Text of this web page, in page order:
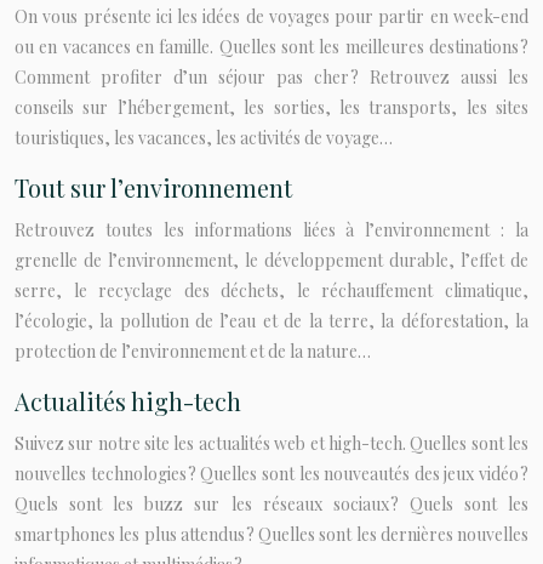
On vous présente ici les idées de voyages pour partir en week-end
ou en vacances en famille. Quelles sont les meilleures destinations ?
Comment profiter d’un séjour pas cher ? Retrouvez aussi les
conseils sur l’hébergement, les sorties, les transports, les sites
touristiques, les vacances, les activités de voyage…
Tout sur l’environnement
Retrouvez toutes les informations liées à l’environnement : la
grenelle de l’environnement, le développement durable, l’effet de
serre, le recyclage des déchets, le réchauffement climatique,
l’écologie, la pollution de l’eau et de la terre, la déforestation, la
protection de l’environnement et de la nature…
Actualités high-tech
Suivez sur notre site les actualités web et high-tech. Quelles sont les
nouvelles technologies ? Quelles sont les nouveautés des jeux vidéo ?
Quels sont les buzz sur les réseaux sociaux ? Quels sont les
smartphones les plus attendus ? Quelles sont les dernières nouvelles